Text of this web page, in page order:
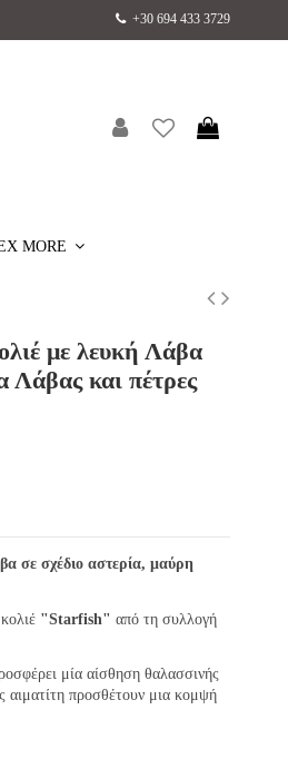
+30 694 433 3729
MORE
με λευκή Λάβα
Λάβας και πέτρες
σε σχέδιο αστερία, μαύρη
"Starfish" από τη συλλογή
μία αίσθηση θαλασσινής
αιματίτη προσθέτουν μια κομψή